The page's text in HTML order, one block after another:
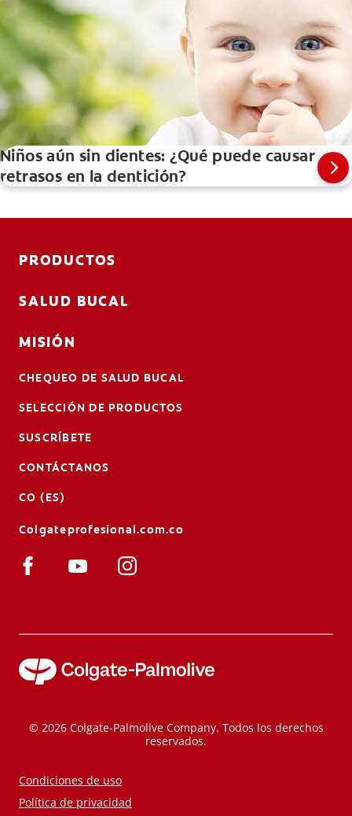
Niños aún sin dientes: ¿Qué puede causar
retrasos en la dentición?
PRODUCTOS
SALUD BUCAL
MISIÓN
CHEQUEO DE SALUD BUCAL
SELECCIÓN DE PRODUCTOS
SUSCRÍBETE
CONTÁCTANOS
CO (ES)
Colgateprofesional.com.co
© 2026 Colgate-Palmolive Company. Todos los derechos
reservados.
Condiciones de uso
Política de privacidad